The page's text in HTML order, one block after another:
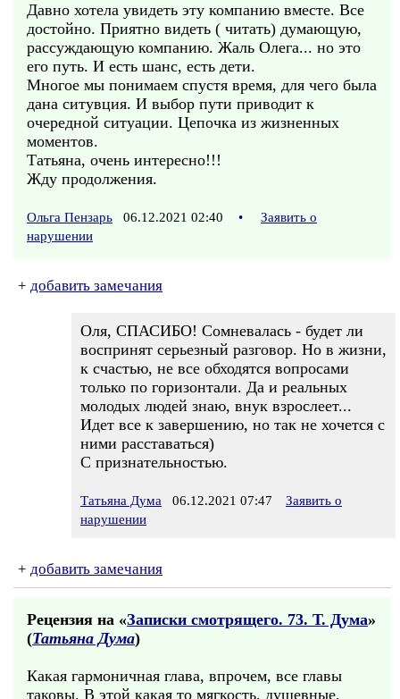
Давно хотела увидеть эту компанию вместе. Все
достойно. Приятно видеть ( читать) думающую,
рассуждающую компанию. Жаль Олега... но это
его путь. И есть шанс, есть дети.
Многое мы понимаем спустя время, для чего была
дана ситувция. И выбор пути приводит к
очередной ситуации. Цепочка из жизненных
моментов.
Татьяна, очень интересно!!!
Жду продолжения.
Ольга Пензарь 06.12.2021 02:40 •
Заявить о
нарушении
+ добавить замечания
Оля, СПАСИБО! Сомневалась - будет ли
воспринят серьезный разговор. Но в жизни,
к счастью, не все обходятся вопросами
только по горизонтали. Да и реальных
молодых людей знаю, внук взрослеет...
Идет все к завершению, но так не хочется с
ними расставаться)
С признательностью.
Татьяна Дума 06.12.2021 07:47
Заявить о
нарушении
+ добавить замечания
Рецензия на «Записки смотрящего. 73. Т. Дума»
(Татьяна Дума)
Какая гармоничная глава, впрочем, все главы
таковы. В этой какая то мягкость, душевные,